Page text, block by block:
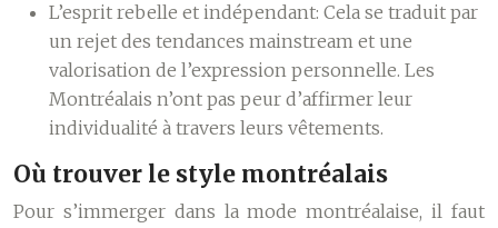
L’esprit rebelle et indépendant: Cela se traduit par
un rejet des tendances mainstream et une
valorisation de l’expression personnelle. Les
Montréalais n’ont pas peur d’affirmer leur
individualité à travers leurs vêtements.
Où trouver le style montréalais
Pour s’immerger dans la mode montréalaise, il faut